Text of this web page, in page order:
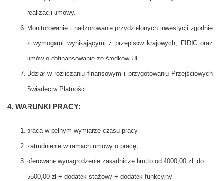
realizacji umowy.
Monitorowanie i nadzorowanie przydzielonych inwestycji zgodnie
z wymogami wynikającymiz przepisów krajowych, FIDIC oraz
umów o dofinansowanie ze środków UE.
Udział w rozliczaniu finansowym i przygotowaniu Przejściowych
Świadectw Płatności.
4. WARUNKI PRACY:
praca w pełnym wymiarze czasu pracy,
zatrudnienie w ramach umowy o pracę,
oferowane wynagrodzenie zasadnicze brutto od 4000,00 zł. do
5500,00 zł + dodatek stażowy + dodatek funkcyjny